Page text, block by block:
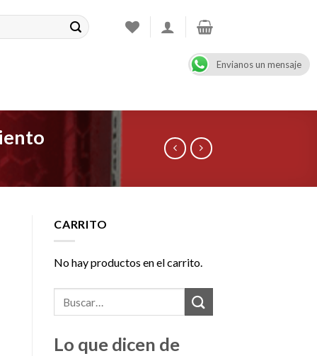
CARRITO
No hay productos en el carrito.
Lo que dicen de
Envianos un mensaje